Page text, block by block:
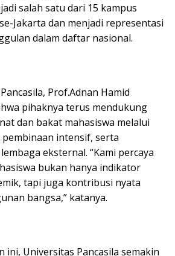
salah satu dari 15 kampus
Jakarta dan menjadi representasi
dalam daftar nasional.
Prof.Adnan Hamid
pihaknya terus mendukung
dan bakat mahasiswa melalui
intensif, serta
eksternal. “Kami percaya
bukan hanya indikator
tapi juga kontribusi nyata
bangsa,” katanya.
ini, Universitas Pancasila semakin